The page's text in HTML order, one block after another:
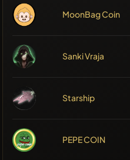
MoonBag Coin
Sanki Vraja
Starship
PEPE COIN